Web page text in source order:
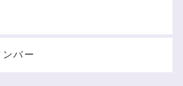
バー